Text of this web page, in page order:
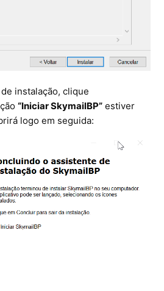
instalação, clique
“Iniciar SkymailBP” estiver
logo em seguida: